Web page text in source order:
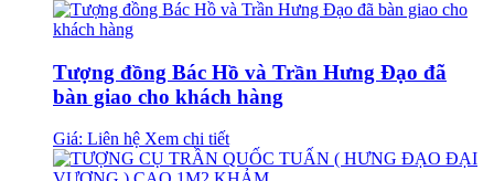
Tượng đồng Bác Hồ và Trần Hưng Đạo đã
bàn giao cho khách hàng
Giá: Liên hệ Xem chi tiết